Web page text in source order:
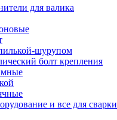
для валика
шурупом
болт крепления
и все для сварки